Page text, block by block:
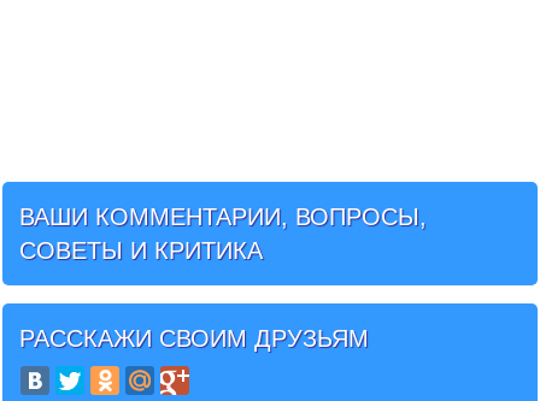
ВАШИ КОММЕНТАРИИ, ВОПРОСЫ,
СОВЕТЫ И КРИТИКА
РАССКАЖИ СВОИМ ДРУЗЬЯМ